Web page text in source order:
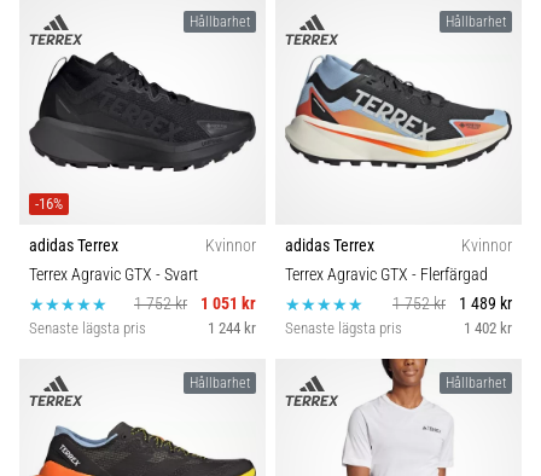
Hållbarhet
-16%
adidas Terrex
Kvinnor
Terrex Agravic GTX - Svart
1 752 kr
1 051 kr
Senaste lägsta pris 1 244 kr
Hållbarhet
adidas Terrex
Kvinnor
Terrex Agravic GTX - Flerfärgad
1 752 kr
1 489 kr
Senaste lägsta pris 1 402 kr
Hållbarhet Hållbarhet